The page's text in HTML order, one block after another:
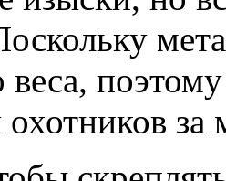
веса,